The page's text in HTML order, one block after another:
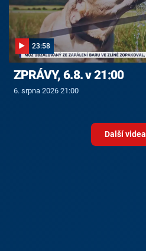
23:58
ZPRÁVY, 6.8. v 21:00
6. srpna 2026 21:00
Další videa